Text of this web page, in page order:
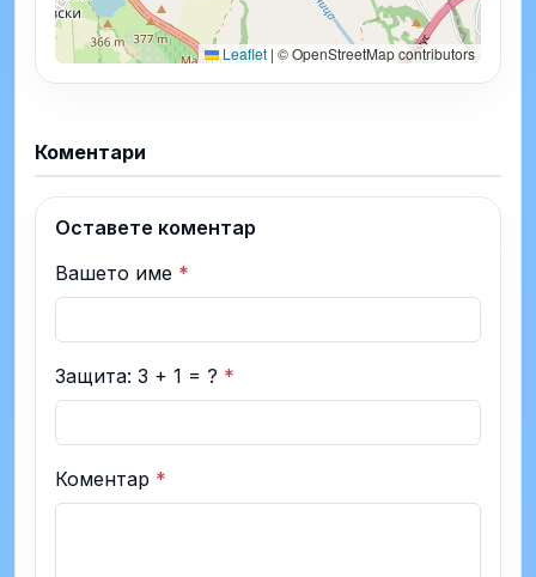
Leaflet | © OpenStreetMap contributors
Коментари
Оставете коментар
Вашето име *
Защита: 3 + 1 = ? *
Коментар *